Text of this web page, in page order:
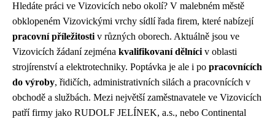
Hledáte práci ve Vizovicích nebo okolí? V malebném městě
obklopeném Vizovickými vrchy sídlí řada firem, které nabízejí
pracovní příležitosti v různých oborech. Aktuálně jsou ve
Vizovicích žádaní zejména kvalifikovaní dělníci v oblasti
strojírenství a elektrotechniky. Poptávka je ale i po pracovnících
do výroby, řidičích, administrativních silách a pracovnících v
obchodě a službách. Mezi největší zaměstnavatele ve Vizovicích
patří firmy jako RUDOLF JELÍNEK, a.s., nebo Continental